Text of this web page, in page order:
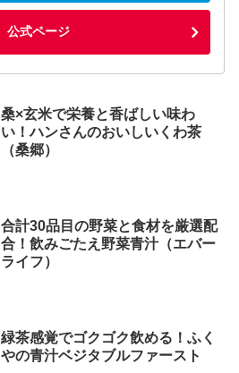
公式ページ
桑×玄米で栄養と香ばしい味わ
い！ハンさんのおいしいくわ茶
（桑郷）
合計30品目の野菜と食材を厳選配
合！飲みごたえ野菜青汁（エバー
ライフ）
緑茶感覚でゴクゴク飲める！ふく
やの青汁ベジタブルファースト